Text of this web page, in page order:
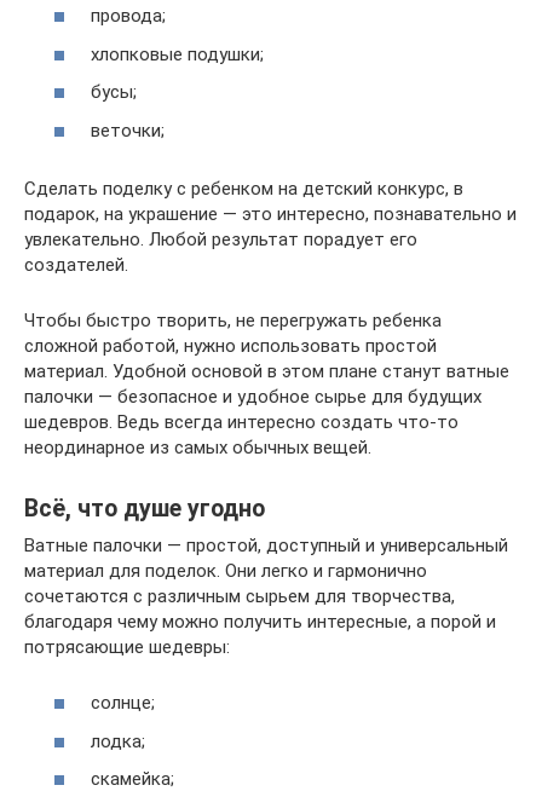
провода;
хлопковые подушки;
бусы;
веточки;
Сделать поделку с ребенком на детский конкурс, в
подарок, на украшение — это интересно, познавательно и
увлекательно. Любой результат порадует его
создателей.
Чтобы быстро творить, не перегружать ребенка
сложной работой, нужно использовать простой
материал. Удобной основой в этом плане станут ватные
палочки — безопасное и удобное сырье для будущих
шедевров. Ведь всегда интересно создать что-то
неординарное из самых обычных вещей.
Всё, что душе угодно
Ватные палочки — простой, доступный и универсальный
материал для поделок. Они легко и гармонично
сочетаются с различным сырьем для творчества,
благодаря чему можно получить интересные, а порой и
потрясающие шедевры:
солнце;
лодка;
скамейка;